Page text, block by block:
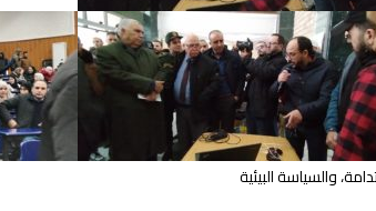
والسياسة البيئية